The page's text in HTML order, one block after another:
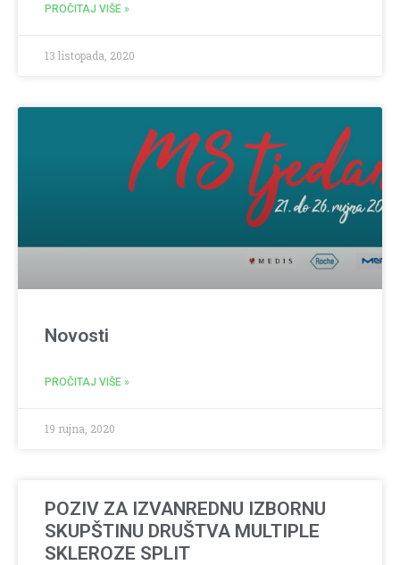
PROČITAJ VIŠE »
13 listopada, 2020
Novosti
PROČITAJ VIŠE »
19 rujna, 2020
POZIV ZA IZVANREDNU IZBORNU
SKUPŠTINU DRUŠTVA MULTIPLE
SKLEROZE SPLIT